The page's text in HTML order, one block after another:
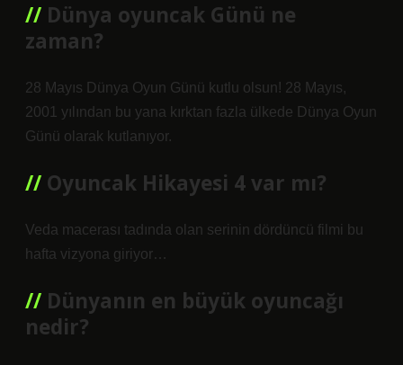
Dünya oyuncak Günü ne
zaman?
28 Mayıs Dünya Oyun Günü kutlu olsun! 28 Mayıs,
2001 yılından bu yana kırktan fazla ülkede Dünya Oyun
Günü olarak kutlanıyor.
Oyuncak Hikayesi 4 var mı?
Veda macerası tadında olan serinin dördüncü filmi bu
hafta vizyona giriyor…
Dünyanın en büyük oyuncağı
nedir?